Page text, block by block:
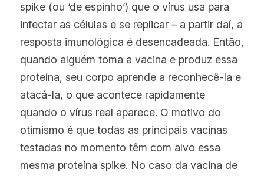
spike (ou ‘de espinho’) que o vírus usa para
infectar as células e se replicar – a partir daí, a
resposta imunológica é desencadeada. Então,
quando alguém toma a vacina e produz essa
proteína, seu corpo aprende a reconhecê-la e
atacá-la, o que acontece rapidamente
quando o vírus real aparece. O motivo do
otimismo é que todas as principais vacinas
testadas no momento têm com alvo essa
mesma proteína spike. No caso da vacina de